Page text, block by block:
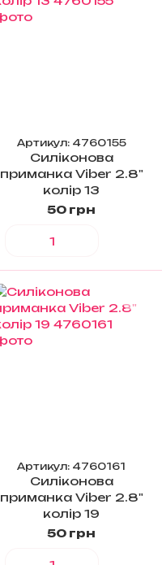
Артикул: 4760155
Силіконова
приманка Viber 2.8"
колір 13
50 грн
Артикул: 4760161
Силіконова
приманка Viber 2.8"
колір 19
50 грн